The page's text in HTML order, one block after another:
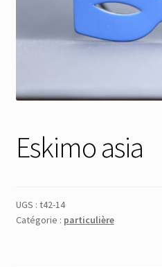
Connexion
Mon Compte
Réinitialisation du mot de passe
Eskimo asia
UGS : t42-14
Catégorie : particulière